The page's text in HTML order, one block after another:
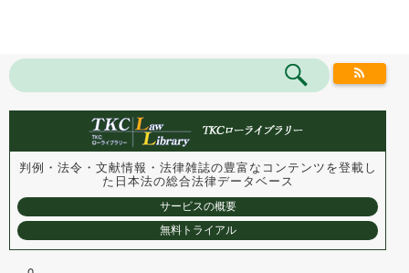
判例・法令・文献情報・法律雑誌の豊富なコンテンツを登載し
た 日本法の総合法律データベース
サービスの概要
無料トライアル